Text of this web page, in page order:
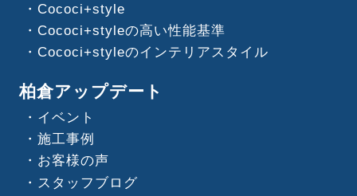
Cococi+style
Cococi+styleの高い性能基準
Cococi+styleのインテリアスタイル
柏倉アップデート
イベント
施工事例
お客様の声
スタッフブログ